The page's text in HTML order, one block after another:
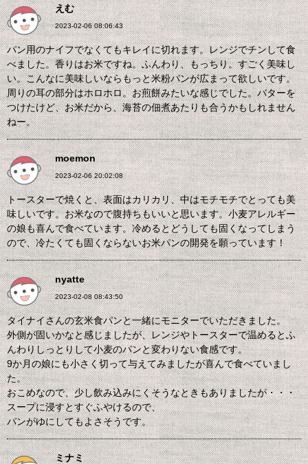
えむ
2023-02-06 08:06:43
パン用のナイフでなくてもキレイに切れます。レンジでチンして食
べました。香りはお米ですね。ふんわり、もっちり。すごく美味し
い。こんなに美味しいならもっと米粉パンが広まって欲しいです。
周りの耳の部分はホロホロ。お煎餅みたいな感じでした。バターを
つけたけど、お米だから、海苔の佃煮あたりも合うかもしれません
ねー。
moemon
2023-02-06 20:02:08
トースターで焼くと、表面はカリカリ、中はモチモチでとっても美
味しいです。お米なので腹持ちもいいと思います。小麦アレルギー
の娘も喜んで食べています。冷めるとどうしても固くなってしまう
ので、冷たくても固くならないお米パンの開発を願っています！
nyatte
2023-02-08 08:43:50
タイナイさんの玄米食パンと一緒にモニターでいただきました。
外側が固いかなと感じましたが、レンジやトースターで温めるとふ
んわりしっとりして小麦のパンと変わりない食感です。
9か月の娘にも小さく切って与えてみましたが喜んで食べていまし
た。
おこめなので、少し飲み込みにくそうなときもありましたが・・・
スープに浸すとすぐふやけるので、
パンがゆにしてもよさそうです。
ミナミ